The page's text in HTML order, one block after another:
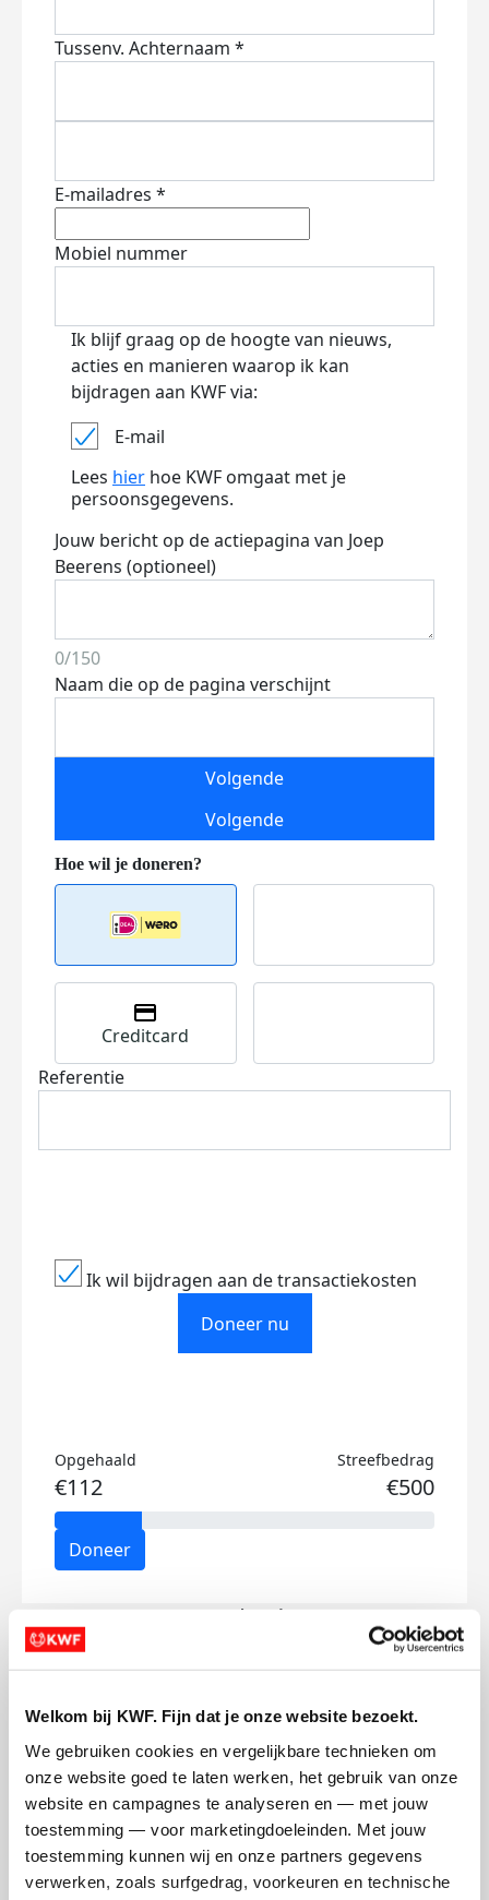
Welkom bij KWF. Fijn dat je onze website bezoekt.
We gebruiken cookies en vergelijkbare technieken om
onze website goed te laten werken, het gebruik van onze
website en campagnes te analyseren en — met jouw
toestemming — voor marketingdoeleinden. Met jouw
toestemming kunnen wij en onze partners gegevens
verwerken, zoals surfgedrag, voorkeuren en technische
Tussenv. Achternaam *
E-mailadres *
Mobiel nummer
Ik blijf graag op de hoogte van nieuws,
acties en manieren waarop ik kan
bijdragen aan KWF via:
E-mail
Lees hier hoe KWF omgaat met je
persoonsgegevens.
Jouw bericht op de actiepagina van Joep
Beerens (optioneel)
0/150
Naam die op de pagina verschijnt
Volgende
Volgende
Creditcard
Referentie
Ik wil bijdragen aan de transactiekosten
Doneer nu
Opgehaald
€112
Streefbedrag
€500
Doneer
Joep's badges